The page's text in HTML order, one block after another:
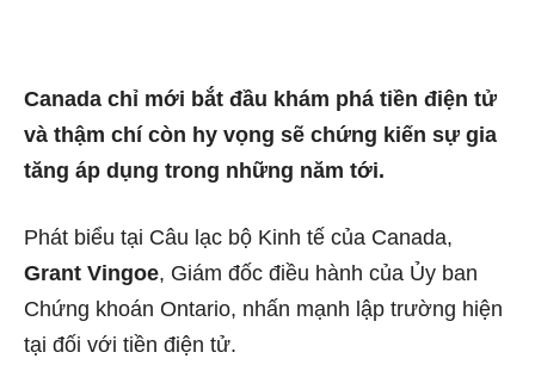
Canada chỉ mới bắt đầu khám phá tiền điện tử
và thậm chí còn hy vọng sẽ chứng kiến ​​sự gia
tăng áp dụng trong những năm tới.
Phát biểu tại Câu lạc bộ Kinh tế của Canada,
Grant Vingoe, Giám đốc điều hành của Ủy ban
Chứng khoán Ontario, nhấn mạnh lập trường hiện
tại đối với tiền điện tử.